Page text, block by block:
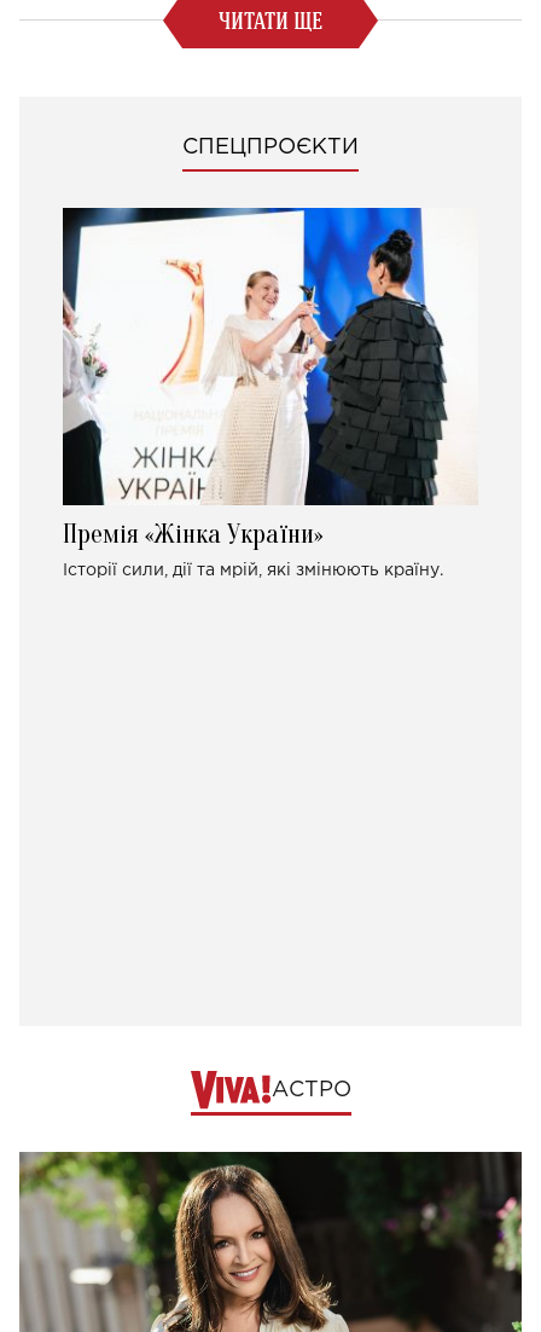
ЧИТАТИ ЩЕ
СПЕЦПРОЄКТИ
Премія «Жінка України»
Історії сили, дії та мрій, які змінюють країну.
АСТРО